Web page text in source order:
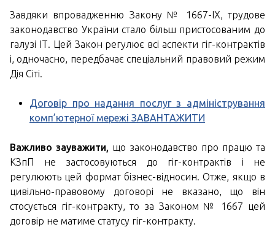
Завдяки впровадженню Закону № 1667-IX, трудове
законодавство України стало більш пристосованим до
галузі ІТ. Цей Закон регулює всі аспекти гіг-контрактів
і, одночасно, передбачає спеціальний правовий режим
Дія Сіті.
Договір про надання послуг з адміністрування
комп’ютерної мережі ЗАВАНТАЖИТИ
Важливо зауважити, що законодавство про працю та
КЗпП не застосовуються до гіг-контрактів і не
регулюють цей формат бізнес-відносин. Отже, якщо в
цивільно-правовому договорі не вказано, що він
стосується гіг-контракту, то за Законом № 1667 цей
договір не матиме статусу гіг-контракту.